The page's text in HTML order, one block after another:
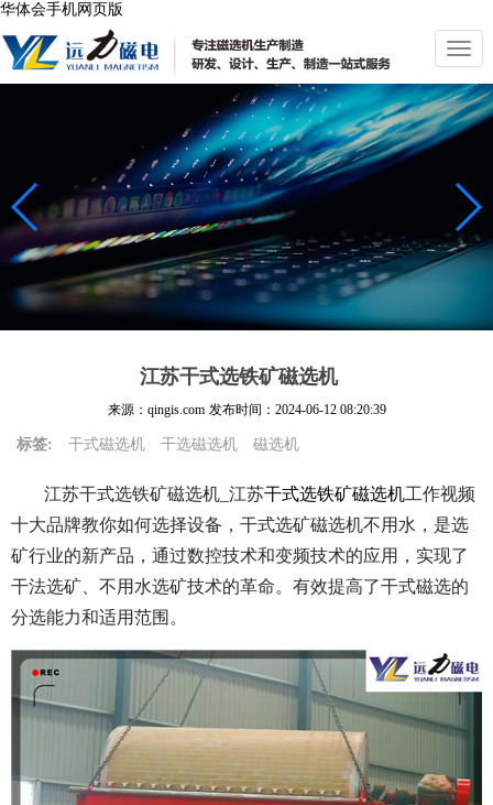
华体会手机网页版
切
换
导
航
江苏干式选铁矿磁选机
来源：qingis.com 发布时间： 2024-06-12 08:20:39
标签: 干式磁选机 干选磁选机 磁选机
江苏干式选铁矿磁选机_江苏干式选铁矿磁选机工作视频
十大品牌教你如何选择设备，干式选矿磁选机不用水，是选
矿行业的新产品，通过数控技术和变频技术的应用，实现了
干法选矿、不用水选矿技术的革命。有效提高了干式磁选的
分选能力和适用范围。